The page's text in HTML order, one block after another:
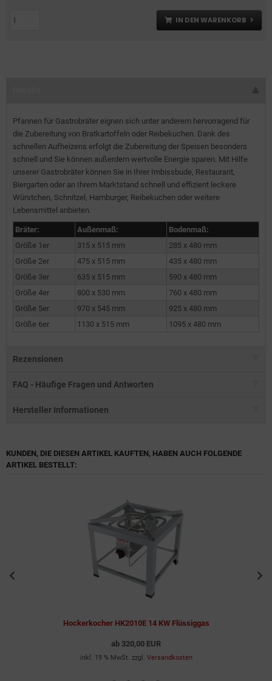
IN DEN WARENKORB
Pfannen für Gastrobräter eignen sich unter anderem hervorragend für
die Zubereitung von Bratkartoffeln oder Reibekuchen. Dank des
schnellen Aufheizens erfolgt die Zubereitung der Speisen besonders
schnell und Sie können außerdem wertvolle Energie sparen. Mit Hilfe
unserer Gastrobräter können Sie in Ihrer Imbissbude, Restaurant,
Biergarten oder an Ihrem Marktstand schnell und effizient leckere
Würstchen, Schnitzel, Hamburger, Reibekuchen oder weitere
Lebensmittel anbieten.
Bräter: Außenmaß:
Bodenmaß:
Größe 1er
315 x 515 mm
285 x 480 mm
Größe 2er
475 x 515 mm
435 x 480 mm
Größe 3er
635 x 515 mm
590 x 480 mm
Größe 4er
800 x 530 mm
760 x 480 mm
Größe 5er
970 x 545 mm
925 x 480 mm
Größe 6er
1130 x 515 mm 1095 x 480 mm
Rezensionen
FAQ - Häufige Fragen und Antworten
Hersteller Informationen
KUNDEN, DIE DIESEN ARTIKEL KAUFTEN, HABEN AUCH FOLGENDE
ARTIKEL BESTELLT:
Hockerkocher HK2010E 14 KW Flüssiggas
ab 320,00 EUR
inkl. 19 % MwSt. zzgl. Versandkosten